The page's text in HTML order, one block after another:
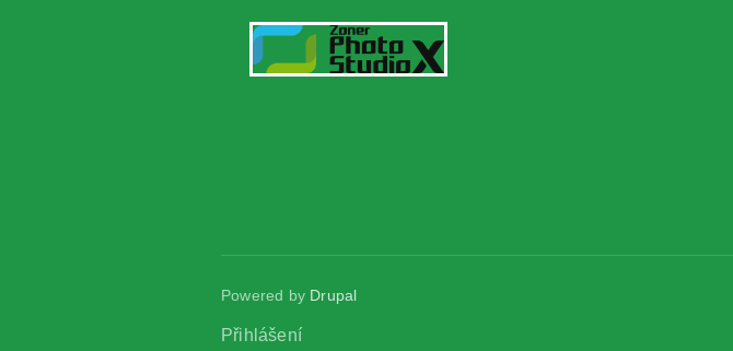
Powered by Drupal
Přihlášení